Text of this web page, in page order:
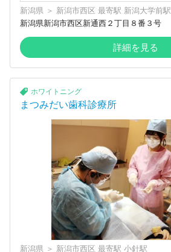
新潟県 ＞ 新潟市西区 最寄駅 新潟大学前駅
新潟県新潟市西区新通西２丁目８番３号
詳細を見る
ホワイトニング
まつみだい歯科診療所
新潟県 ＞ 新潟市西区 最寄駅 小針駅